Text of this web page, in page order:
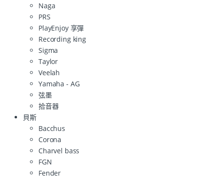
Naga
PRS
PlayEnjoy 享彈
Recording king
Sigma
Taylor
Veelah
Yamaha - AG
弦墨
拾音器
貝斯
Bacchus
Corona
Charvel bass
FGN
Fender